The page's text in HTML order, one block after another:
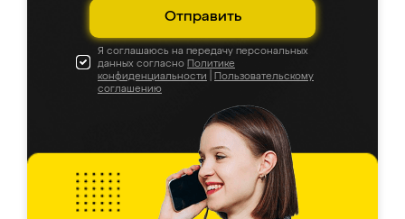
Отправить
Я соглашаюсь на передачу персональных
данных согласно Политике
конфиденциальности
Пользовательскому
соглашению